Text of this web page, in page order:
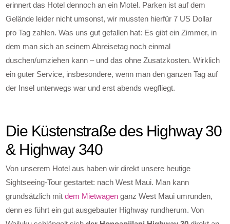
erinnert das Hotel dennoch an ein Motel. Parken ist auf dem
Gelände leider nicht umsonst, wir mussten hierfür 7 US Dollar
pro Tag zahlen. Was uns gut gefallen hat: Es gibt ein Zimmer, in
dem man sich an seinem Abreisetag noch einmal
duschen/umziehen kann – und das ohne Zusatzkosten. Wirklich
ein guter Service, insbesondere, wenn man den ganzen Tag auf
der Insel unterwegs war und erst abends wegfliegt.
Die Küstenstraße des Highway 30
& Highway 340
Von unserem Hotel aus haben wir direkt unsere heutige
Sightseeing-Tour gestartet: nach West Maui. Man kann
grundsätzlich mitdem Mietwagen ganz West Maui umrunden,
denn es führt ein gut ausgebauter Highway rundherum. Von